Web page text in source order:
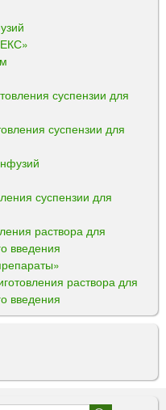
суспензии для
суспензии для
суспензии для
раствора для
введения
раствора для
введения